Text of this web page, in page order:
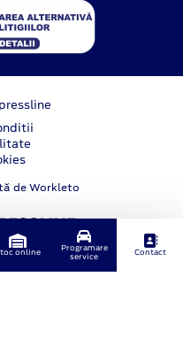
de Workleto
online
Programare
service
Contact